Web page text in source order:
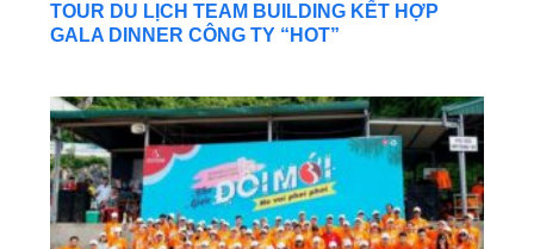
TOUR DU LỊCH TEAM BUILDING KẾT HỢP
GALA DINNER CÔNG TY “HOT”